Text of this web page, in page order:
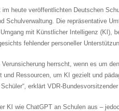
heute veröffentlichten Deutschen
Schulverwaltung. Die repräsentative
mit Künstlicher Intelligenz (KI),
fehlender personeller
herrscht, wenn es um
Ressourcen, um KI gezielt und
erklärt VDR-Bundesvorsitzender
KI wie ChatGPT an Schulen aus –